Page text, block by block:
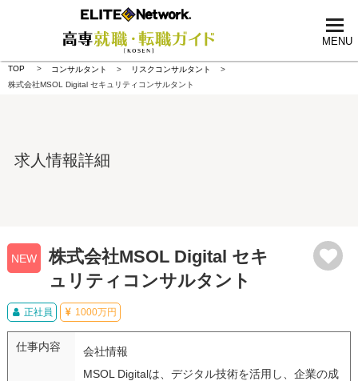
MENU
TOP コンサルタント
リスクコンサルタント
株式会社MSOL Digital セキュリティコンサルタント
求人情報詳細
NEW
株式会社MSOL Digital セキ
ュリティコンサルタント
正社員 1000万円
仕事内容
会社情報
MSOL Digitalは、デジタル技術を活用し、企業の成